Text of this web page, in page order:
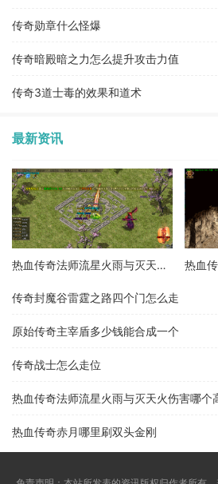
传奇勋章什么怪爆
传奇暗殿暗之力怎么提升攻击力值
传奇3道士毒的效果和道术
最新资讯
热血传奇法师流星火雨与灭天火伤害哪个高 热血
传奇封魔谷雷霆之路四个门怎么走
原始传奇主宰盾多少钱能合成一个
传奇战士怎么走位
热血传奇法师流星火雨与灭天火伤害哪个
热血传奇赤月哪里刷双头金刚